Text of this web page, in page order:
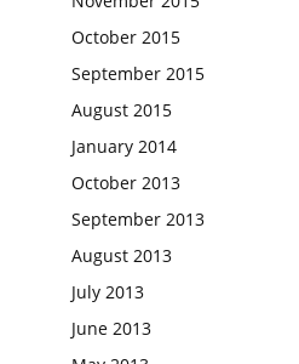
October 2015
September 2015
August 2015
January 2014
October 2013
September 2013
August 2013
July 2013
June 2013